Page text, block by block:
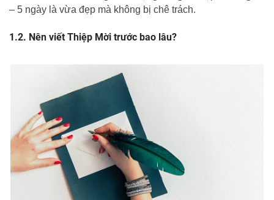
– 5 ngày là vừa đẹp mà không bị chê trách.
Nên viết Thiệp Mời trước bao lâu?